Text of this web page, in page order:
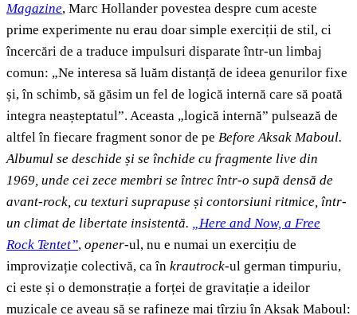
Magazine, Marc Hollander povestea despre cum aceste
prime experimente nu erau doar simple exerciții de stil, ci
încercări de a traduce impulsuri disparate într-un limbaj
comun: „Ne interesa să luăm distanță de ideea genurilor fixe
și, în schimb, să găsim un fel de logică internă care să poată
integra neașteptatul”. Aceasta „logică internă” pulsează de
altfel în fiecare fragment sonor de pe Before Aksak Maboul.
Albumul se deschide și se închide cu fragmente live din
1969, unde cei zece membri se întrec într-o supă densă de
avant-rock, cu texturi suprapuse și contorsiuni ritmice, într-
un climat de libertate insistentă. „Here and Now, a Free
Rock Tentet”, opener-ul, nu e numai un exercițiu de
improvizație colectivă, ca în krautrock-ul german timpuriu,
ci este și o demonstrație a forței de gravitație a ideilor
muzicale ce aveau să se rafineze mai tîrziu în Aksak Maboul: